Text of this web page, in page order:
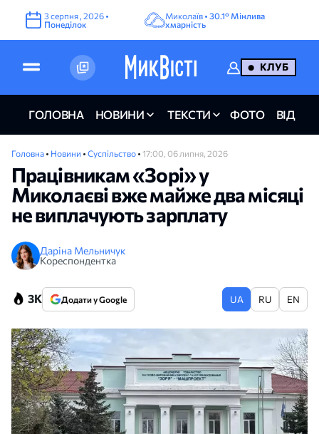
3серпня , 2026 •
Понеділок
Миколаїв •30.1° Мінлива
хмарність
КЛУБ
ГОЛОВНА НОВИНИ ТЕКСТИ ФОТО ВІДЕО
Головна • Новини • Суспільство • 17:00, 06 липня, 2026
Працівникам «Зорі» у
Миколаєві вже майже два місяці
не виплачують зарплату
Даріна Мельничук
Кореспондентка
3K Додати у Google UA RU EN